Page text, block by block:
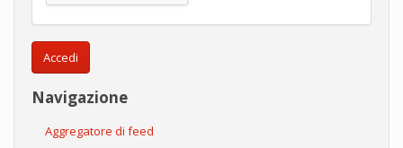
Accedi
Navigazione
Aggregatore di feed